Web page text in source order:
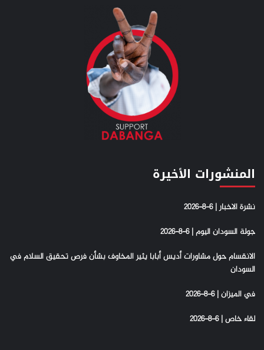
المنشورات الأخيرة
نشرة الاخبار | 6-8-2026
جولة السودان اليوم | 6-8-2026
الانقسام حول مشاورات أديس أبابا يثير المخاوف بشأن فرص تحقيق السلام في
السودان
في الميزان | 6-8-2026
لقاء خاص | 6-8-2026